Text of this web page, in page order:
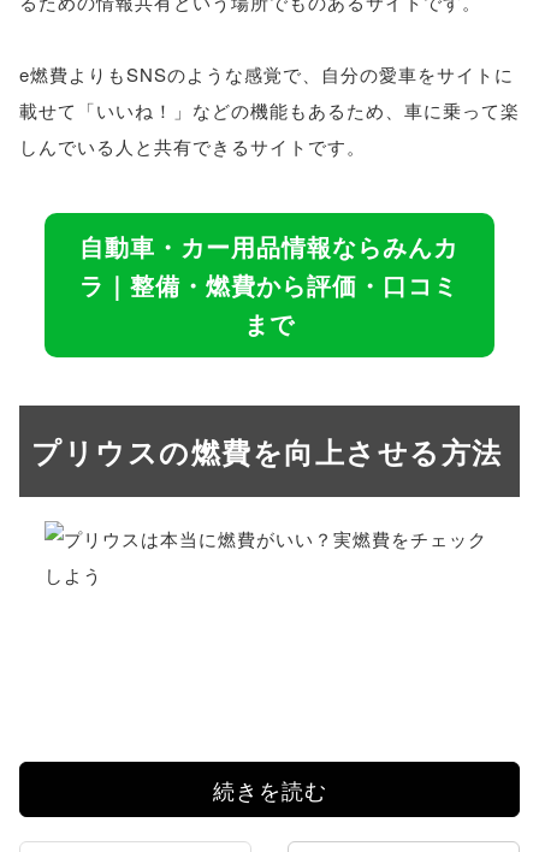
e燃費よりもSNSのような感覚で、自分の愛車をサイトに
載せて「いいね！」などの機能もあるため、車に乗って楽
しんでいる人と共有できるサイトです。
自動車・カー用品情報ならみんカ
ラ｜整備・燃費から評価・口コミ
まで
プリウスの燃費を向上させる方法
続きを読む